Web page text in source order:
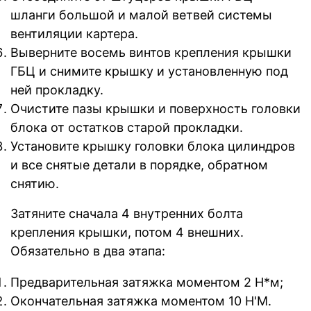
шланги большой и малой ветвей системы
вентиляции картера.
Выверните восемь винтов крепления крышки
ГБЦ и снимите крышку и установленную под
ней прокладку.
Очистите пазы крышки и поверхность головки
блока от остатков старой прокладки.
Установите крышку головки блока цилиндров
и все снятые детали в порядке, обратном
снятию.
Затяните сначала 4 внутренних болта
крепления крышки, потом 4 внешних.
Обязательно в два этапа:
Предварительная затяжка моментом 2 Н*м;
Окончательная затяжка моментом 10 Н'М.